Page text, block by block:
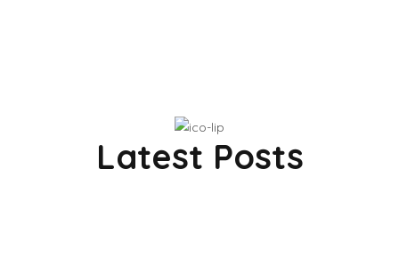
Latest Posts